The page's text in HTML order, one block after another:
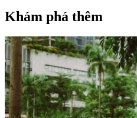
Khám phá thêm